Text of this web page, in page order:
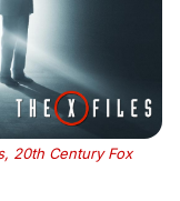
20th Century Fox